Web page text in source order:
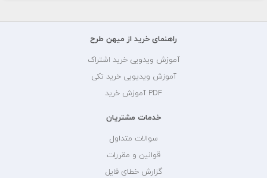
راهنمای خرید از میهن طرح
آموزش ویدویی خرید اشتراک
آموزش ویدیویی خرید تکی
PDF آموزش خرید
خدمات مشتریان
سوالات متداول
قوانین و مقررات
گزارش خطای فایل